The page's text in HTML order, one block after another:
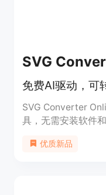
SVG
SVG Converter
具，无需安装软件
计、印刷等多领域
优质新品